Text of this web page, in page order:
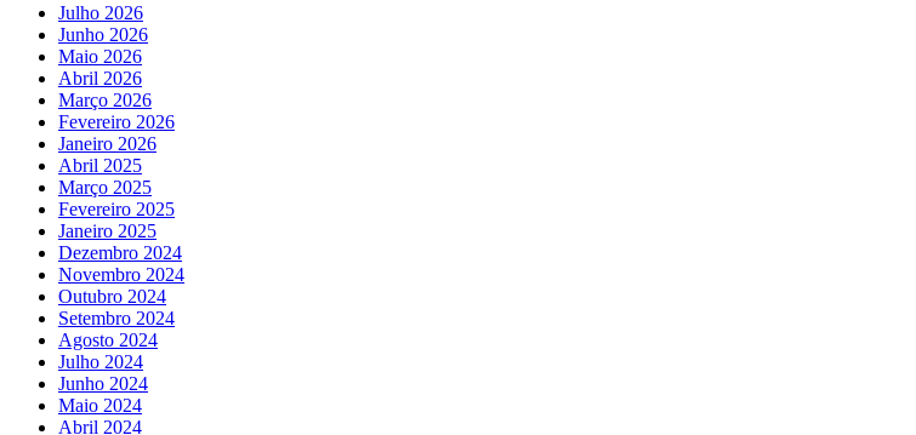
Julho 2026
Junho 2026
Maio 2026
Abril 2026
Março 2026
Fevereiro 2026
Janeiro 2026
Abril 2025
Março 2025
Fevereiro 2025
Janeiro 2025
Dezembro 2024
Novembro 2024
Outubro 2024
Setembro 2024
Agosto 2024
Julho 2024
Junho 2024
Maio 2024
Abril 2024